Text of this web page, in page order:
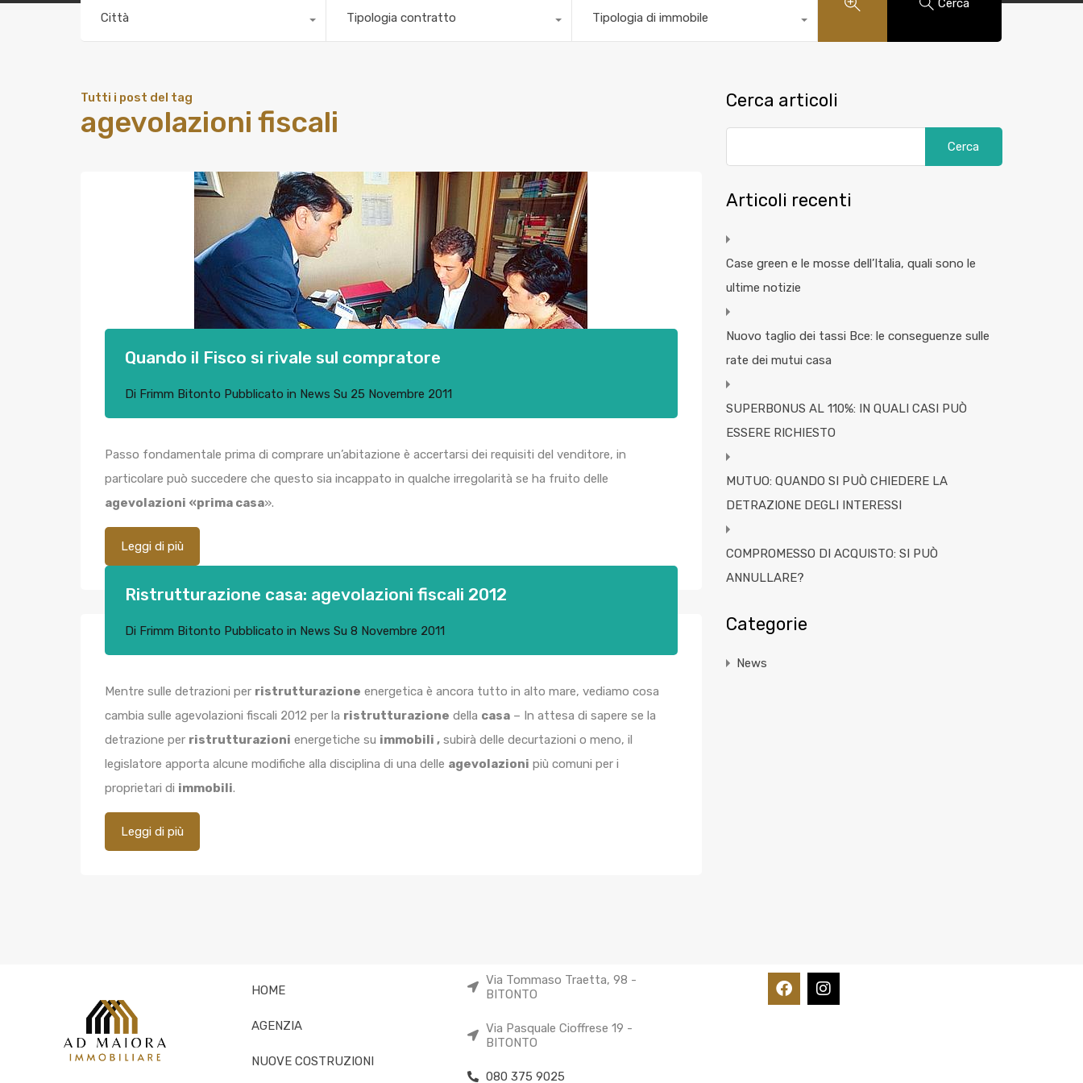
Città Tipologia contratto Tipologia di immobile
Cerca
Tutti i post del tag
agevolazioni fiscali
Quando il Fisco si rivale sul compratore
Di Frimm Bitonto Pubblicato in News Su 25 Novembre 2011
Passo fondamentale prima di comprare un’abitazione è accertarsi dei requisiti del venditore, in
particolare può succedere che questo sia incappato in qualche irregolarità se ha fruito delle
agevolazioni «prima casa».
Leggi di più
Ristrutturazione casa: agevolazioni fiscali 2012
Di Frimm Bitonto Pubblicato in News Su 8 Novembre 2011
Mentre sulle detrazioni per ristrutturazione energetica è ancora tutto in alto mare, vediamo cosa
cambia sulle agevolazioni fiscali 2012 per la ristrutturazione della casa – In attesa di sapere se la
detrazione per ristrutturazioni energetiche su immobili , subirà delle decurtazioni o meno, il
legislatore apporta alcune modifiche alla disciplina di una delle agevolazioni più comuni per i
proprietari di immobili.
Leggi di più
Cerca articoli
Articoli recenti
Case green e le mosse dell’Italia, quali sono le
ultime notizie
Nuovo taglio dei tassi Bce: le conseguenze sulle
rate dei mutui casa
SUPERBONUS AL 110%: IN QUALI CASI PUÒ
ESSERE RICHIESTO
MUTUO: QUANDO SI PUÒ CHIEDERE LA
DETRAZIONE DEGLI INTERESSI
COMPROMESSO DI ACQUISTO: SI PUÒ
ANNULLARE?
Categorie
News
HOME
AGENZIA
NUOVE COSTRUZIONI
Via Tommaso Traetta, 98 -
BITONTO
Via Pasquale Cioffrese 19 -
BITONTO
080 375 9025